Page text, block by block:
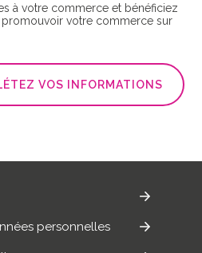
à votre commerce et bénéficiez
votre commerce sur
VOS INFORMATIONS
personnelles